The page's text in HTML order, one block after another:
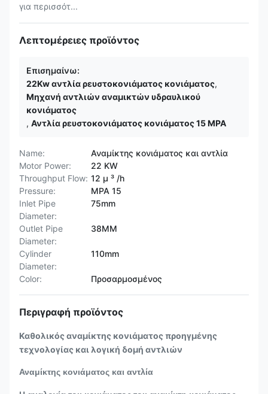
για περισσότ...
Λεπτομέρειες προϊόντος
Επισημαίνω:
22Kw αντλία ρευστοκονιάματος κονιάματος,
Μηχανή αντλιών αναμικτών υδραυλικού
κονιάματος
, Αντλία ρευστοκονιάματος κονιάματος 15 MPA
Name:
Αναμίκτης κονιάματος και αντλία
Motor Power:
22 KW
Throughput Flow: 12 μ ³ /h
Pressure:
MPA 15
Inlet Pipe
Diameter:
75mm
Outlet Pipe
Diameter:
38MM
Cylinder
Diameter:
110mm
Color: Προσαρμοσμένος
Περιγραφή προϊόντος
Καθολικός αναμίκτης κονιάματος προηγμένης
τεχνολογίας και λογική δομή αντλιών
Αναμίκτης κονιάματος και αντλία